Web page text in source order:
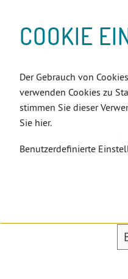
COOKIE
Der Gebrauch von
verwenden Cookies zu
stimmen Sie dieser
Sie hier.
Benutzerdefinierte
(Accesskey:
(Accesskey:
(Accesskey:
(Accesskey:
(Accesskey:
(Landeszahnärztekammern,
(Accesskey:
(Accesskey: